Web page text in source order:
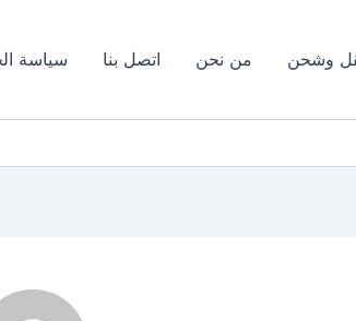
وشحن من نحن اتصل بنا سياسة